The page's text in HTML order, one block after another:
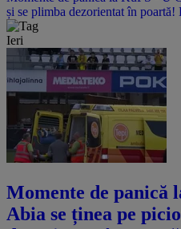
și se plimba dezorientat în
Ieri
Momente de panică
Abia se ținea pe